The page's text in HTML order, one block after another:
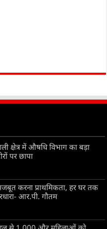
क्षेत्र में औषधि विभाग का बड़ा
पर छापा
करना प्राथमिकता, हर घर तक
आर.पी. गौतम